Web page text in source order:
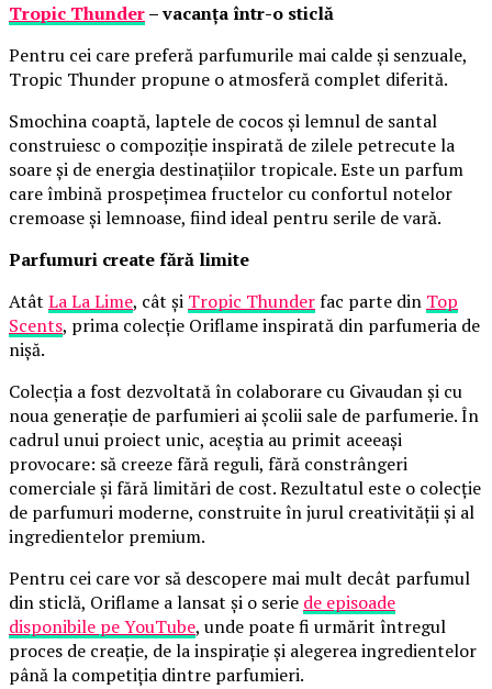
Tropic Thunder– vacanța într-o sticlă
Pentru cei care preferă parfumurile mai calde și senzuale,
Tropic Thunder propune o atmosferă complet diferită.
Smochina coaptă, laptele de cocos și lemnul de santal
construiesc o compoziție inspirată de zilele petrecute la
soare și de energia destinațiilor tropicale. Este un parfum
care îmbină prospețimea fructelor cu confortul notelor
cremoase și lemnoase, fiind ideal pentru serile de vară.
Parfumuri create fără limite
Atât La La Lime, cât și Tropic Thunderfac parte din Top
Scents, prima colecție Oriflame inspirată din parfumeria de
nișă.
Colecția a fost dezvoltată în colaborare cu Givaudan și cu
noua generație de parfumieri ai școlii sale de parfumerie. În
cadrul unui proiect unic, aceștia au primit aceeași
provocare: să creeze fără reguli, fără constrângeri
comerciale și fără limitări de cost. Rezultatul este o colecție
de parfumuri moderne, construite în jurul creativității și al
ingredientelor premium.
Pentru cei care vor să descopere mai mult decât parfumul
din sticlă, Oriflame a lansat și o serie de episoade
disponibile pe YouTube, unde poate fi urmărit întregul
proces de creație, de la inspirație și alegerea ingredientelor
până la competiția dintre parfumieri.